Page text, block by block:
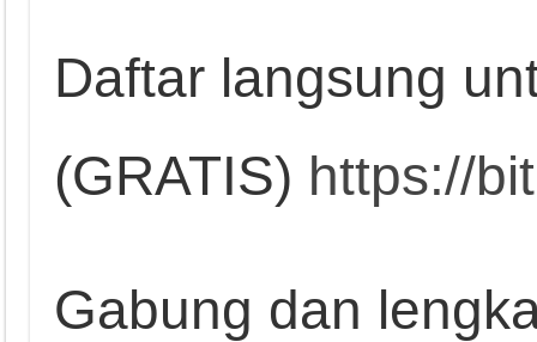
Daftar langsung
(GRATIS) https://
Gabung dan